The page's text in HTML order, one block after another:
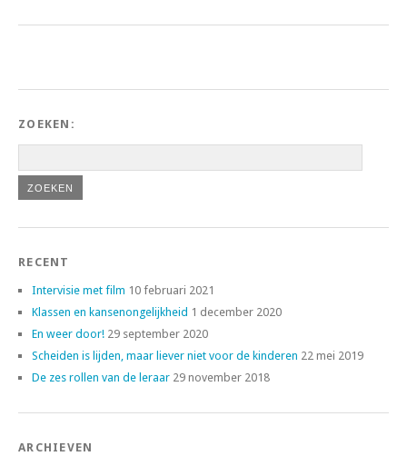
ZOEKEN:
RECENT
Intervisie met film 10 februari 2021
Klassen en kansenongelijkheid 1 december 2020
En weer door! 29 september 2020
Scheiden is lijden, maar liever niet voor de kinderen 22 mei 2019
De zes rollen van de leraar 29 november 2018
ARCHIEVEN